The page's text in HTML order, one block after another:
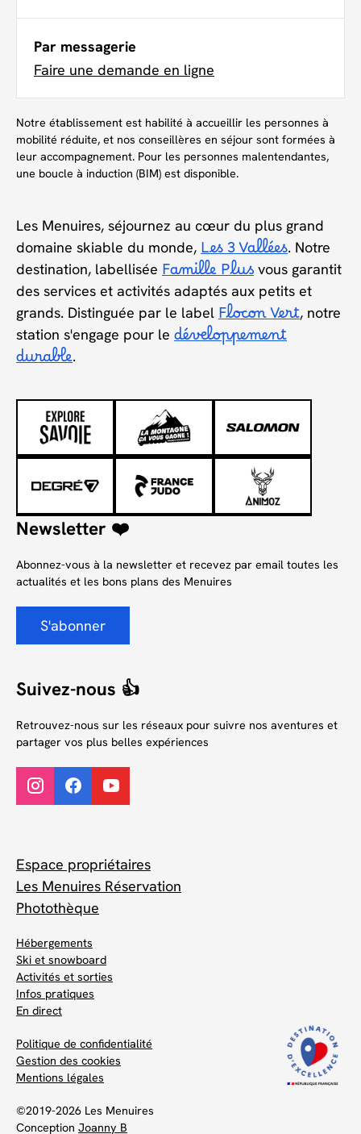
Par messagerie
Faire une demande en ligne
Notre établissement est habilité à accueillir les personnes à
mobilité réduite, et nos conseillères en séjour sont formées à
leur accompagnement. Pour les personnes malentendantes,
une boucle à induction (BIM) est disponible.
Les Menuires, séjournez au cœur du plus grand
domaine skiable du monde, Les 3 Vallées. Notre
destination, labellisée Famille Plus vous garantit
des services et activités adaptés aux petits et
grands. Distinguée par le label Flocon Vert, notre
station s'engage pour le développement
durable.
Newsletter ❤️
Abonnez-vous à la newsletter et recevez par email toutes les
actualités et les bons plans des Menuires
S'abonner
Suivez-nous 👍
Retrouvez-nous sur les réseaux pour suivre nos aventures et
partager vos plus belles expériences
Espace propriétaires
Les Menuires Réservation
Photothèque
Hébergements
Ski et snowboard
Activités et sorties
Infos pratiques
En direct
Politique de confidentialité
Gestion des cookies
Mentions légales
©2019-2026 Les Menuires
Conception Joanny B